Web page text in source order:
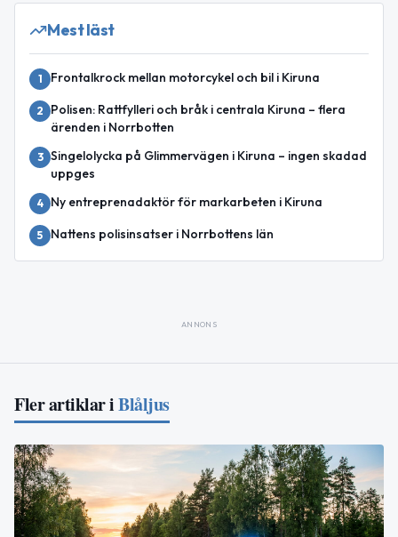
Mest läst
1 Frontalkrock mellan motorcykel och bil i Kiruna
2
Polisen: Rattfylleri och bråk i centrala Kiruna – flera
ärenden i Norrbotten
3 Singelolycka på Glimmervägen i Kiruna – ingen skadad
uppges
4 Ny entreprenadaktör för markarbeten i Kiruna
5 Nattens polisinsatser i Norrbottens län
ANNONS
Fler artiklar iBlåljus